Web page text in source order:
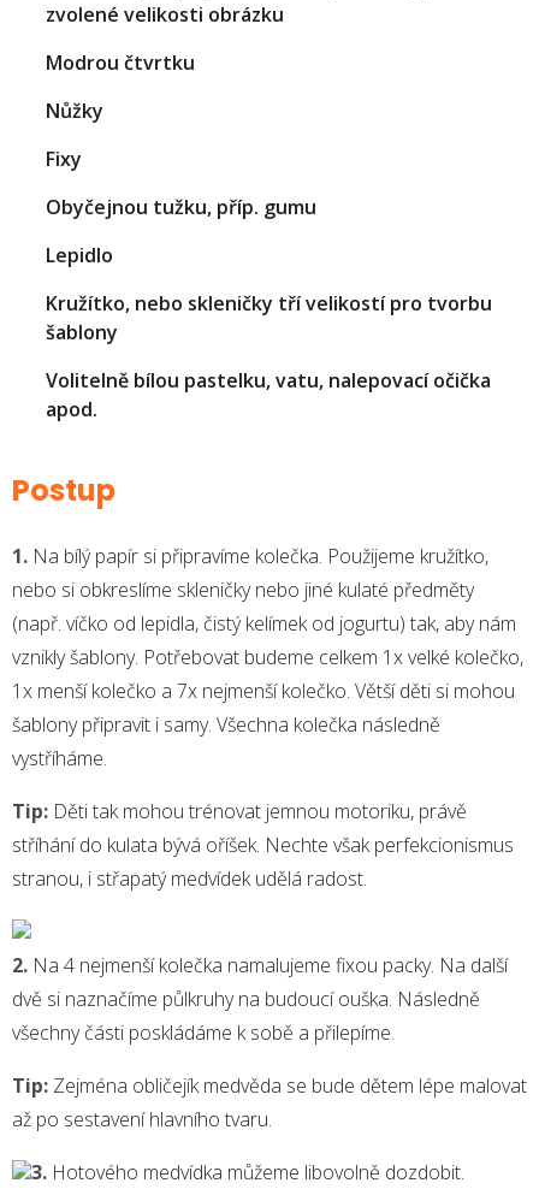
zvolené velikosti obrázku
Modrou čtvrtku
Nůžky
Fixy
Obyčejnou tužku, příp. gumu
Lepidlo
Kružítko, nebo skleničky tří velikostí pro tvorbu
šablony
Volitelně bílou pastelku, vatu, nalepovací očička
apod.
Postup
1. Na bílý papír si připravíme kolečka. Použijeme kružítko,
nebo si obkreslíme skleničky nebo jiné kulaté předměty
(např. víčko od lepidla, čistý kelímek od jogurtu) tak, aby nám
vznikly šablony. Potřebovat budeme celkem 1x velké kolečko,
1x menší kolečko a 7x nejmenší kolečko. Větší děti si mohou
šablony připravit i samy. Všechna kolečka následně
vystříháme.
Tip: Děti tak mohou trénovat jemnou motoriku, právě
stříhání do kulata bývá oříšek. Nechte však perfekcionismus
stranou, i střapatý medvídek udělá radost.
2. Na 4 nejmenší kolečka namalujeme fixou packy. Na další
dvě si naznačíme půlkruhy na budoucí ouška. Následně
všechny části poskládáme k sobě a přilepíme.
Tip: Zejména obličejík medvěda se bude dětem lépe malovat
až po sestavení hlavního tvaru.
3. Hotového medvídka můžeme libovolně dozdobit.